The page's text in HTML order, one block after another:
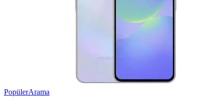
PopülerArama